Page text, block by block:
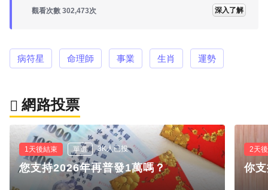
觀看次數 302,473次 深入了解
病符星 命理師 事業 生肖 運勢
網路投票
1天後結束 單選 3K人已投
您支持2026年再普發1萬嗎？
2天
你